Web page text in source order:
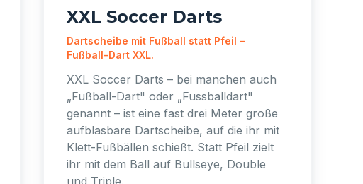
XXL Soccer Darts
Dartscheibe mit Fußball statt Pfeil –
Fußball-Dart XXL.
XXL Soccer Darts – bei manchen auch
„Fußball-Dart" oder „Fussballdart"
genannt – ist eine fast drei Meter große
aufblasbare Dartscheibe, auf die ihr mit
Klett-Fußbällen schießt. Statt Pfeil zielt
ihr mit dem Ball auf Bullseye, Double